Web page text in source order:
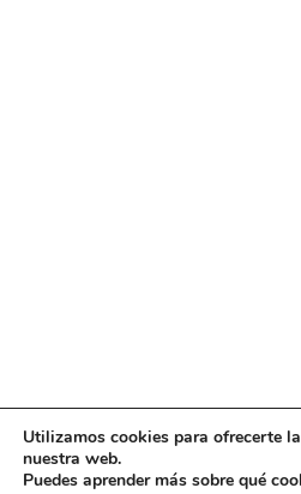
Diseñojuangmendez.
Legal|Política de privacidad
Utilizamos cookies para ofrecerte
nuestra web.
Puedes aprender más sobre qué